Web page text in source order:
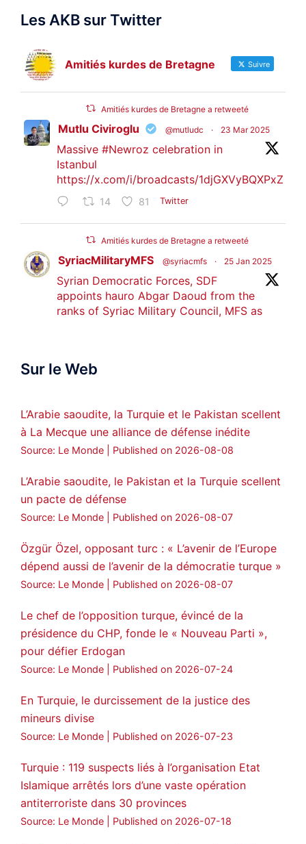
Les AKB sur Twitter
Amitiés kurdes de Bretagne Suivre
Amitiés kurdes de Bretagne a retweeté
Mutlu Civiroglu @mutludc · 23 Mar 2025
Massive #Newroz celebration in
Istanbul
https://x.com/i/broadcasts/1djGXVyBQXPxZ
14 81 Twitter
Amitiés kurdes de Bretagne a retweeté
SyriacMilitaryMFS @syriacmfs · 25 Jan 2025
Syrian Democratic Forces, SDF
appoints hauro Abgar Daoud from the
ranks of Syriac Military Council, MFS as
ܟܫܝܪܘܬܐ ܒܘܠܝܬܐ ܚܘܪܐ ܐܒܓܪ
Amitiés kurdes de Bretagne a retweeté
MedyaNews @medyanews_ · 24 Jan 2025
statement on Abdullah Öcalan meeting
#AbdullahÖcalan #PeaceProcess
🔗https://medyanews.rs/h4lwBwQ
3 2 Twitter
Voir plus...
Sur le Web
L’Arabie saoudite, la Turquie et le Pakistan scellent
à La Mecque une alliance de défense inédite
Source: Le Monde Published on 2026-08-08
L’Arabie saoudite, le Pakistan et la Turquie scellent
un pacte de défense
Source: Le Monde Published on 2026-08-07
Özgür Özel, opposant turc : « L’avenir de l’Europe
dépend aussi de l’avenir de la démocratie turque »
Source: Le Monde Published on 2026-08-07
Le chef de l’opposition turque, évincé de la
présidence du CHP, fonde le « Nouveau Parti »,
pour défier Erdogan
Source: Le Monde Published on 2026-07-24
En Turquie, le durcissement de la justice des
mineurs divise
Source: Le Monde Published on 2026-07-23
Turquie : 119 suspects liés à l’organisation Etat
Islamique arrêtés lors d’une vaste opération
antiterroriste dans 30 provinces
Source: Le Monde Published on 2026-07-18